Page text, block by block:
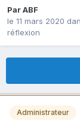
Par ABF
le 11 mars 2020
réflexion
Administrateur